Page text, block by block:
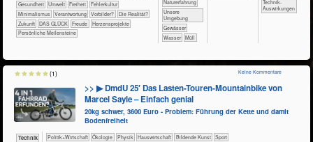
​​​​​​Gesundheit
​​​​​Umwelt ​​​Freiheit
​​Fehlerkultur
​​Minimalismus
​​Verantwortung ​​Vorbilder?
​Die Realität?
​Zukunft
DAS GLÜCK Freude
Herzensprojekte
Persönliche Meilensteine
​​​​​​​​​​​​​Naturerfahrung
​​​​​​​​​​​​​Unsere
Umgebung
​​​​​​​​​​Gewässer
​​​​​​Wasser
​Müll
​​​​​​Technik-
Auswirkungen
>> ▶ DmdU 25′ Das Lasten-Touren-Mountainbike von
Marcel Sayle – Einfach genial
20kg schwer, 3600 Euro - Problem: Führung der Kette und damit
Bodenfreiheit
​Technik ​​​​​​​​​Politik+​Wirtschaft ​​​​​​​​Ökologie ​​​​​​​Physik ​Haus­wirtschaft Bildende Kunst Sport
Keine Kommentare
(1)